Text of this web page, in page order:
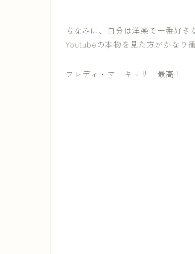
ちなみに、自分は洋楽で一番好き
Youtubeの本物を見た方がかなり
フレディ・マーキュリー最高！